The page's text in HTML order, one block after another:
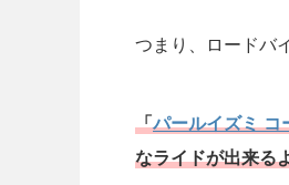
つまり、ロードバ
「パールイズミ コ
なライドが出来る